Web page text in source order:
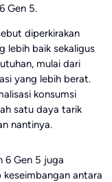
Gen 5.
diperkirakan
lebih baik sekaligus
mulai dari
yang lebih berat.
konsumsi
satu daya tarik
nantinya.
6 Gen 5 juga
antara